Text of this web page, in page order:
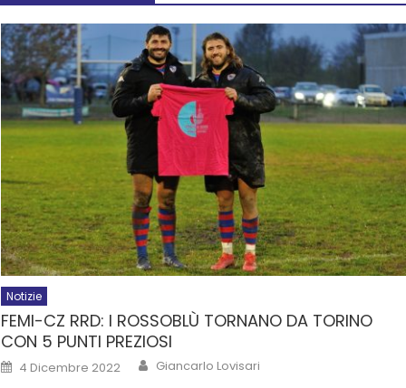
Notizie
FEMI-CZ RRD: I ROSSOBLÙ TORNANO DA TORINO
CON 5 PUNTI PREZIOSI
4 Dicembre 2022 Giancarlo Lovisari